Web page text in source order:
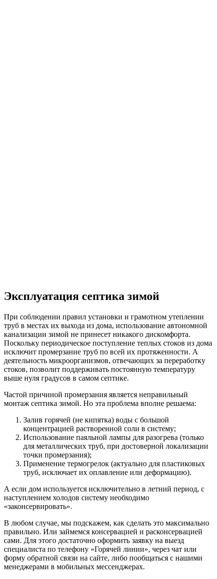
Эксплуатация септика зимой
При соблюдении правил установки и грамотном утеплении
труб в местах их выхода из дома, использование автономной
канализации зимой не принесет никакого дискомфорта.
Поскольку периодическое поступление теплых стоков из дома
исключит промерзание труб по всей их протяженности. А
деятельность микроорганизмов, отвечающих за переработку
стоков, позволит поддерживать постоянную температуру
выше нуля градусов в самом септике.
Частой причиной промерзания является неправильный
монтаж септика зимой. Но эта проблема вполне решаема:
Залив горячей (не кипятка) воды с большой
концентрацией растворенной соли в систему;
Использование паяльной лампы для разогрева (только
для металлических труб, при достоверной локализации
точки промерзания);
Применение термогрелок (актуально для пластиковых
труб, исключает их оплавление или деформацию).
А если дом используется исключительно в летний период, с
наступлением холодов систему необходимо
«законсервировать».
В любом случае, мы подскажем, как сделать это максимально
правильно. Или займемся консервацией и расконсервацией
сами. Для этого достаточно оформить заявку на выезд
специалиста по телефону «Горячей линии», через чат или
форму обратной связи на сайте, либо пообщаться с нашими
менеджерами в мобильных мессенджерах.